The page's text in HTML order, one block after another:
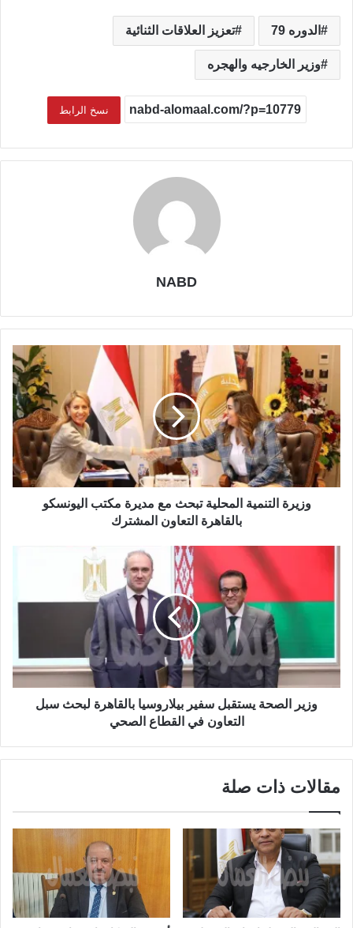
الدوره 79 تعزيز العلاقات الثنائية
وزير الخارجيه والهجره
نسخ الرابط
NABD
وزيرة التنمية المحلية تبحث مع مديرة مكتب اليونسكو
بالقاهرة التعاون المشترك
وزير الصحة يستقبل سفير بيلاروسيا بالقاهرة لبحث سبل
التعاون في القطاع الصحي
مقالات ذات صلة